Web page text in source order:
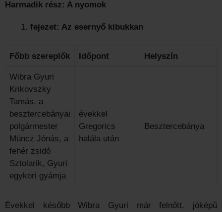
Harmadik rész: A nyomok
fejezet: Az esernyő kibukkan
Főbb szereplők Időpont Helyszín
Wibra Gyuri
Krikovszky
Tamás, a
besztercebányai
polgármester
Müncz Jónás, a
fehér zsidó
Sztolarik, Gyuri
egykori gyámja
évekkel
Gregorics
halála után
Besztercebánya
Évekkel később Wibra Gyuri már felnőtt, jóképű